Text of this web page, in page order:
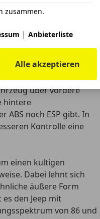
Zusammenstoß auf
ein Fahrzeug der frühen
selbstverständlich
für einen guten
übervordere
hintere
ABS noch ESP gibt. In
Kontrolle eine
einen kultigen
Dabei lehnt sich
äußere Form
den Jeep mit
von 86 und
zusammen.
| Anbieterliste
Alle akzeptieren